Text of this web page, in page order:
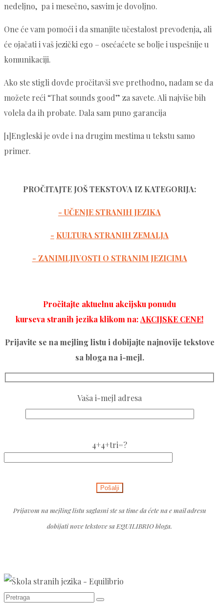
nedeljno, pa i mesečno, sasvim je dovoljno.
One će vam pomoći i da smanjite učestalost prevođenja, ali
će ojačati i vaš jezički ego – osećaćete se bolje i uspešnije u
komunikaciji.
Ako ste stigli dovde pročitavši sve prethodno, nadam se da
možete reći “That sounds good” za savete. Ali najviše bih
volela da ih probate. Dala sam puno garancija
[1]Engleski je ovde i na drugim mestima u tekstu samo
primer.
PROČITAJTE JOŠ TEKSTOVA IZ KATEGORIJA:
- UČENJE STRANIH JEZIKA
- KULTURA STRANIH ZEMALJA
- ZANIMLJIVOSTI O STRANIM JEZICIMA
Pročitajte aktuelnu akcijsku ponudu
kurseva stranih jezika klikom na:AKCIJSKE CENE!
Prijavite se na mejling listu i dobijajte najnovije tekstove
sa bloga na i-mejl.
Vaša i-mejl adresa
leave
4+4+tri=?
thisPrijavom na mejling listu saglasni ste sa time da ćete na e mail adresu
dobijati nove tekstove sa EQUILIBRIO bloga.